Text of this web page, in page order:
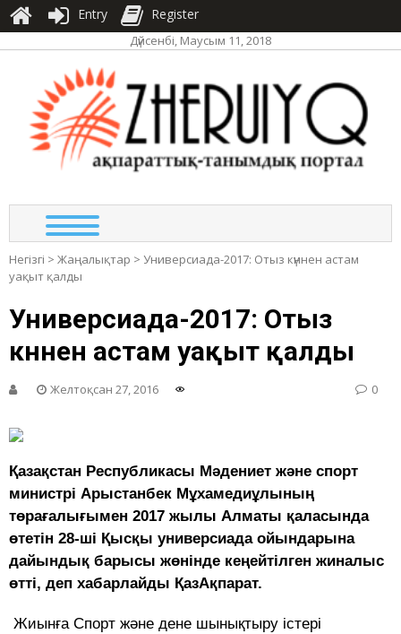
Дүйсенбі, Маусым 11, 2018
Негізгі > Жаңалықтар > Универсиада-2017: Отыз күннен астам
уақыт қалды
Универсиада-2017: Отыз
күннен астам уақыт қалды
Желтоқсан 27, 2016 0
Қазақстан Республикасы Мәдениет және спорт
министрі Арыстанбек Мұхамедиұлының
төрағалығымен 2017 жылы Алматы қаласында
өтетін 28-ші Қысқы универсиада ойындарына
дайындық барысы жөнінде кеңейтілген жиналыс
өтті, деп хабарлайды ҚазАқпарат.
Жиынға Спорт және дене шынықтыру істері
Entry Register